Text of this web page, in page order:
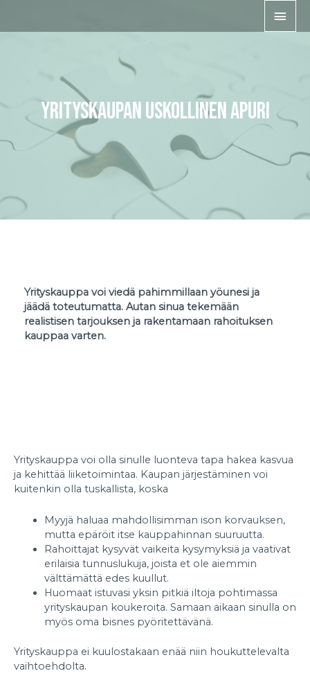
YRITYSKAUPAN USKOLLINEN APURI
Yrityskauppa voi viedä pahimmillaan yöunesi ja
jäädä toteutumatta. Autan sinua tekemään
realistisen tarjouksen ja rakentamaan rahoituksen
kauppaa varten.
Yrityskauppa voi olla sinulle luonteva tapa hakea kasvua
ja kehittää liiketoimintaa. Kaupan järjestäminen voi
kuitenkin olla tuskallista, koska
Myyjä haluaa mahdollisimman ison korvauksen,
mutta epäröit itse kauppahinnan suuruutta.
Rahoittajat kysyvät vaikeita kysymyksiä ja vaativat
erilaisia tunnuslukuja, joista et ole aiemmin
välttämättä edes kuullut.
Huomaat istuvasi yksin pitkiä iltoja pohtimassa
yrityskaupan koukeroita. Samaan aikaan sinulla on
myös oma bisnes pyöritettävänä.
Yrityskauppa ei kuulostakaan enää niin houkuttelevalta
vaihtoehdolta.